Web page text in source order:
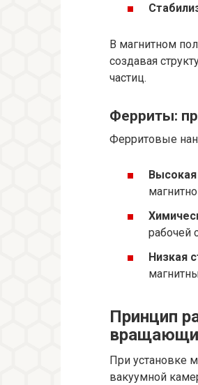
В магнитном
создавая
частиц.
Ферриты:
Ферритовые
рабочей
Низкая
Принцип
При установке
вакуумной